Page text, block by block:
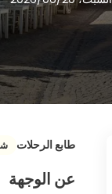
طابع الرحلات
عن الوجهة